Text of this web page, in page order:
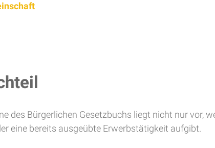
des Bürgerlichen Gesetzbuchs liegt nicht nur vor,
eine bereits ausgeübte Erwerbstätigkeit aufgibt.